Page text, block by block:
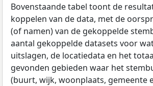
Bovenstaande tabel toont de
koppelen van de data, met de
(of namen) van de gekoppelde
aantal gekoppelde datasets voor
uitslagen, de locatiedata en het
gevonden gebieden waar het
(buurt, wijk, woonplaats, gemeente